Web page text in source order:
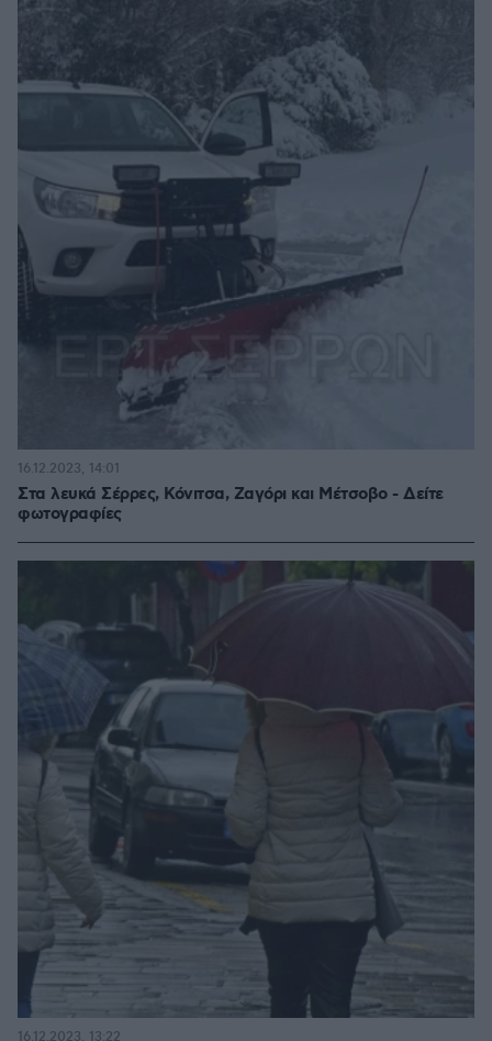
Στα λευκά Σέρρες, Κόνιτσα, Ζαγόρι και Μέτσοβο - Δείτε
φωτογραφίες
16.12.2023, 14:01
16.12.2023, 13:22